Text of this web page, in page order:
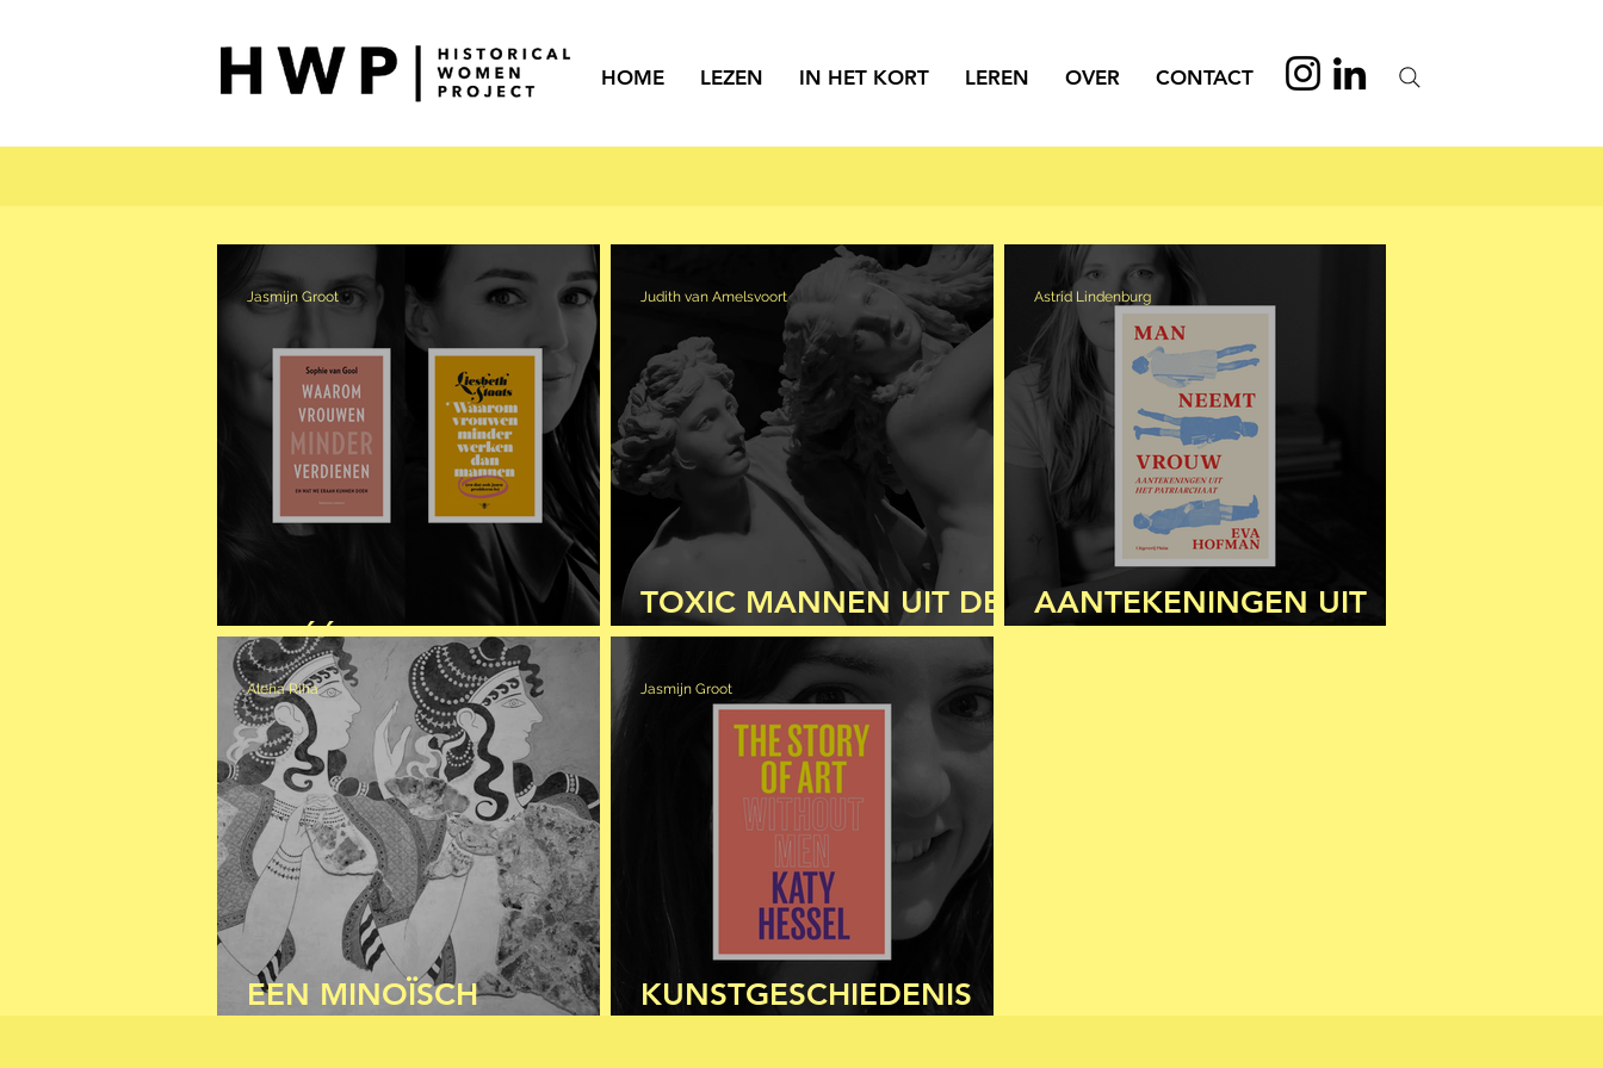
HOME LEZEN IN HET KORT LEREN OVER CONTACT
DE ÉÉN OF DE ANDER
Jasmijn Groot
TOXIC MANNEN UIT DE
KLASSIEKE OUDHEID
Judith van Amelsvoort
AANTEKENINGEN UIT
Astrid Lindenburg
EEN MINOÏSCH
Alena Riha
KUNSTGESCHIEDENIS
Jasmijn Groot